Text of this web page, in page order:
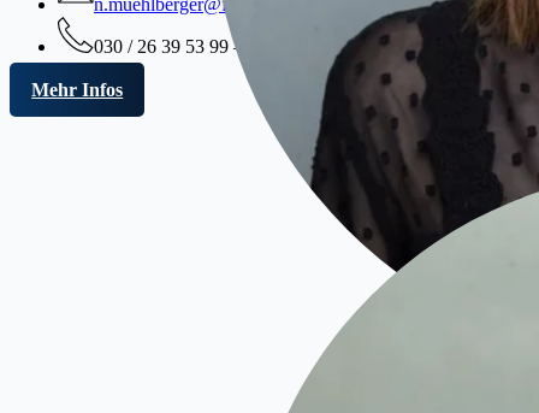
n.muehlberger@ffwkanzlei.de
030 / 26 39 53 99 – 0
Mehr Infos